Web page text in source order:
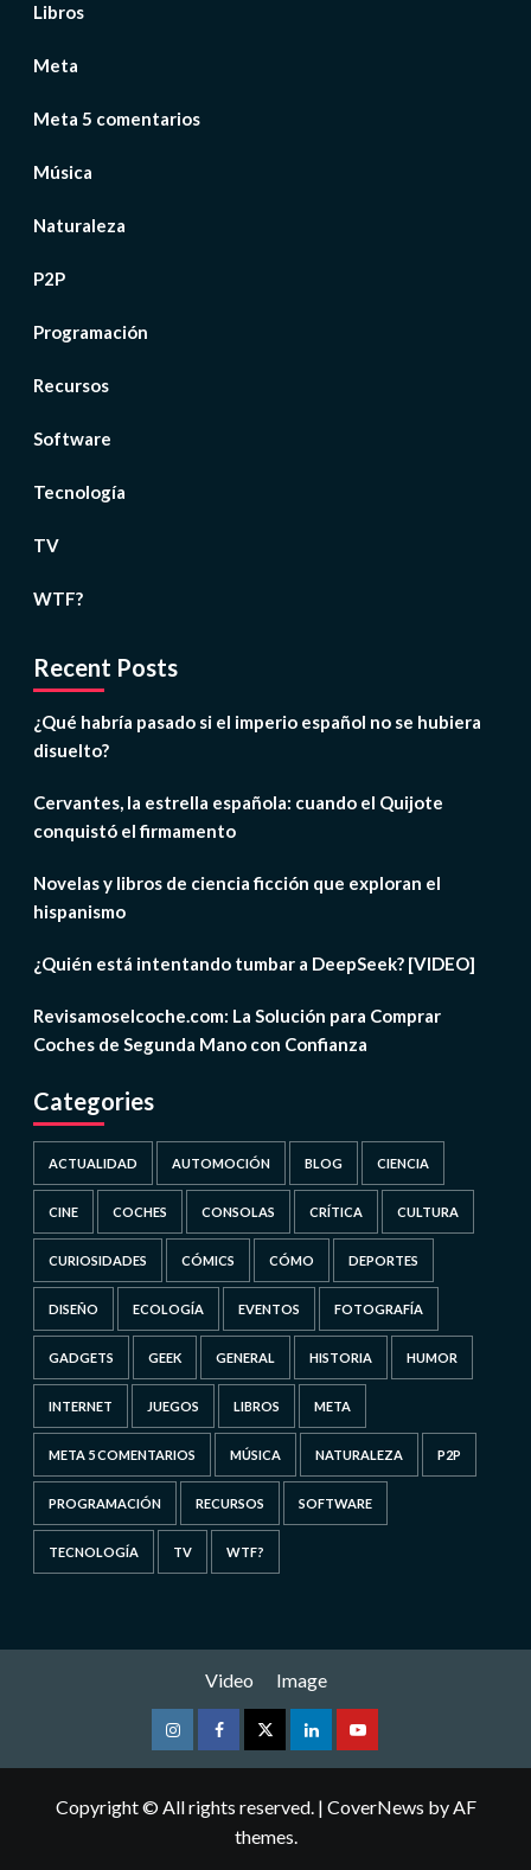
Libros
Meta
Meta 5 comentarios
Música
Naturaleza
P2P
Programación
Recursos
Software
Tecnología
TV
WTF?
Recent Posts
¿Qué habría pasado si el imperio español no se hubiera
disuelto?
Cervantes, la estrella española: cuando el Quijote
conquistó el firmamento
Novelas y libros de ciencia ficción que exploran el
hispanismo
¿Quién está intentando tumbar a DeepSeek? [VIDEO]
Revisamoselcoche.com: La Solución para Comprar
Coches de Segunda Mano con Confianza
Categories
ACTUALIDAD AUTOMOCIÓN BLOG CIENCIA
CINE COCHES CONSOLAS CRÍTICA CULTURA
CURIOSIDADES CÓMICS CÓMO DEPORTES
DISEÑO ECOLOGÍA EVENTOS FOTOGRAFÍA
GADGETS GEEK GENERAL HISTORIA HUMOR
INTERNET JUEGOS LIBROS META
META 5 COMENTARIOS MÚSICA NATURALEZA P2P
PROGRAMACIÓN RECURSOS SOFTWARE
TECNOLOGÍA TV WTF?
Video Image
InstagramFacebookTwitterLinkedinYoutube
Copyright © All rights reserved. | CoverNews by AF
themes.